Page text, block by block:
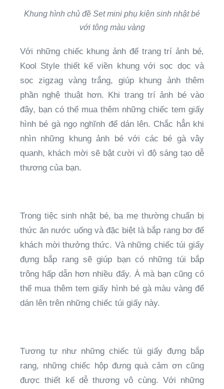
Khung hình chủ đề Set mini phụ kiện sinh nhật bé
với tông màu vàng
Với những chiếc khung ảnh để trang trí ảnh bé,
Kool Style thiết kế viền khung với sọc dọc và
sọc zigzag vàng trắng, giúp khung ảnh thêm
phần nghệ thuật hơn. Khi trang trí ảnh bé vào
đây, bạn có thể mua thêm những chiếc tem giấy
hình bé gà ngọ nghĩnh để dán lên. Chắc hẳn khi
nhìn những khung ảnh bé với các bé gà vây
quanh, khách mời sẽ bật cười vì độ sáng tạo dễ
thương của bạn.
Trong tiệc sinh nhật bé, ba mẹ thường chuẩn bị
thức ăn nước uống và đặc biệt là bắp rang bơ để
khách mời thưởng thức. Và những chiếc túi giấy
đựng bắp rang sẽ giúp bạn có những túi bắp
trông hấp dẫn hơn nhiều đấy. À mà bạn cũng có
thể mua thêm tem giấy hình bé gà màu vàng để
dán lên trên những chiếc túi giấy này.
Tương tự như những chiếc túi giấy đựng bắp
rang, những chiếc hộp đưng quà cảm ơn cũng
được thiết kế dễ thương vô cùng. Với những